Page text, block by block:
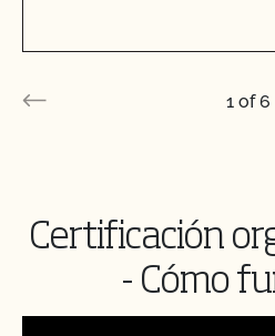
1 of 6
Certificación
- Cómo